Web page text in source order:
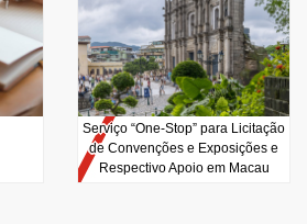
Serviço “One-Stop” para Licitação
de Convenções e Exposições e
Respectivo Apoio em Macau